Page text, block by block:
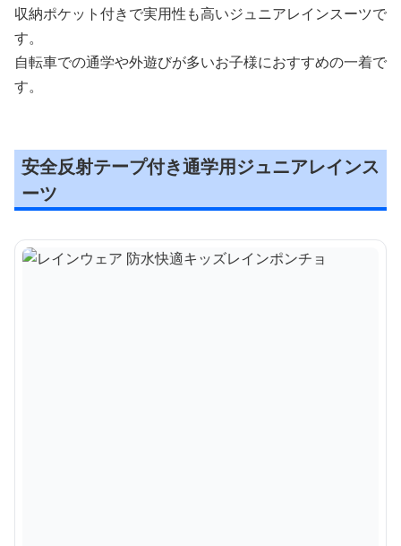
収納ポケット付きで実用性も高いジュニアレインスーツで
す。
自転車での通学や外遊びが多いお子様におすすめの一着で
す。
安全反射テープ付き通学用ジュニアレインス
ーツ